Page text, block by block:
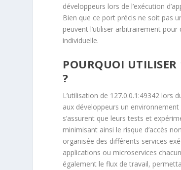
développeurs lors de l’exécution
Bien que ce port précis ne soit pas
peuvent l’utiliser arbitrairement
individuelle.
POURQUOI
?
L’utilisation de 127.0.0.1:49342 lors
aux développeurs un
s’assurent que leurs tests et
minimisant ainsi le risque d’accès
organisée des différents services
applications ou microservices
également le flux de travail,